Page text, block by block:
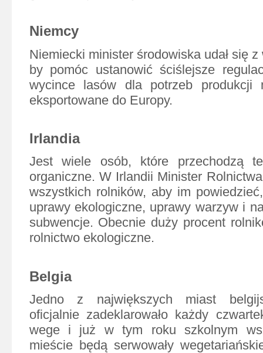
Niemcy
Niemiecki minister środowiska udał się
by pomóc ustanowić ściślejsze
wycince lasów dla potrzeb produkcji
eksportowane do Europy.
Irlandia
Jest wiele osób, które przechodzą
organiczne. W Irlandii Minister
wszystkich rolników, aby im
uprawy ekologiczne, uprawy warzyw i
subwencje. Obecnie duży procent
rolnictwo ekologiczne.
Belgia
Jedno z największych miast
oficjalnie zadeklarowało każdy
wege i już w tym roku szkolnym
mieście będą serwowały